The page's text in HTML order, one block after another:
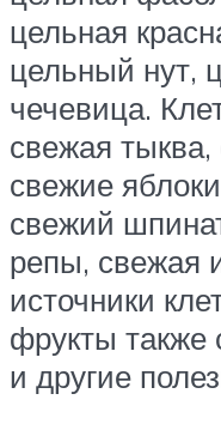
цельная
цельный нут,
чечевица.
свежая
свежие
свежий
репы, свежая
источники
фрукты также
и другие